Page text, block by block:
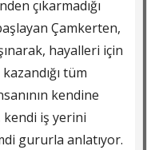
çıkarmadığı
Çamkerten,
hayalleri için
tüm
kendine
kendi iş yerini
gururla anlatıyor.